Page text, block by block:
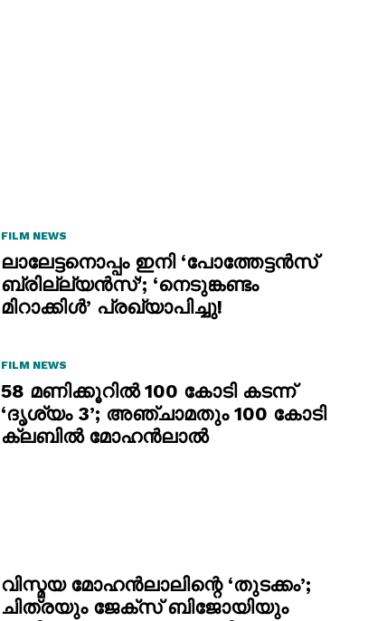
FILM NEWS
ലാലേട്ടനൊപ്പം ഇനി ‘പോത്തേട്ടൻസ്
ബ്രില്ല്യൻസ്’; ‘നെടുങ്കണ്ടം
മിറാക്കിൾ’ പ്രഖ്യാപിച്ചു!
FILM NEWS
58 മണിക്കൂറിൽ 100 കോടി കടന്ന്
‘ദൃശ്യം 3’; അഞ്ചാമതും 100 കോടി
ക്ലബിൽ മോഹൻലാൽ
വിസ്മയ മോഹൻലാലിന്റെ ‘തുടക്കം’;
ചിത്രയും ജേക്സ് ബിജോയിയും